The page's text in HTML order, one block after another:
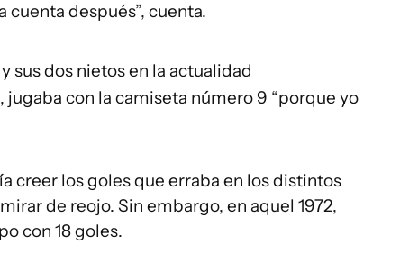
cuenta después”, cuenta.
sus dos nietos en la actualidad
jugaba con la camiseta número 9 “porque yo
creer los goles que erraba en los distintos
de reojo. Sin embargo, en aquel 1972,
con 18 goles.